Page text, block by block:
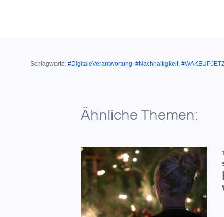
Schlagworte: #DigitaleVerantwortung, #Nachhaltigkeit,
Ähnliche Themen: